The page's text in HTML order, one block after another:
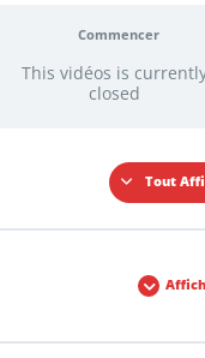
Commencer
This vidéos is
closed
Tout